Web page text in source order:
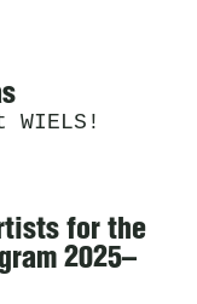
for the
2025–